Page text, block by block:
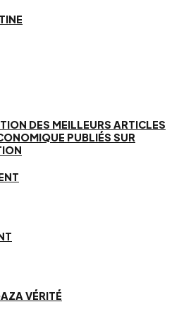
DES MEILLEURS ARTICLES
PUBLIÉS SUR
VÉRITÉ